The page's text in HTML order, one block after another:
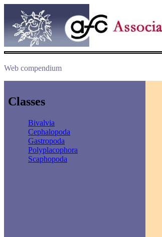
Web compendium
Classes
Bivalvia
Cephalopoda
Gastropoda
Polyplacophora
Scaphopoda